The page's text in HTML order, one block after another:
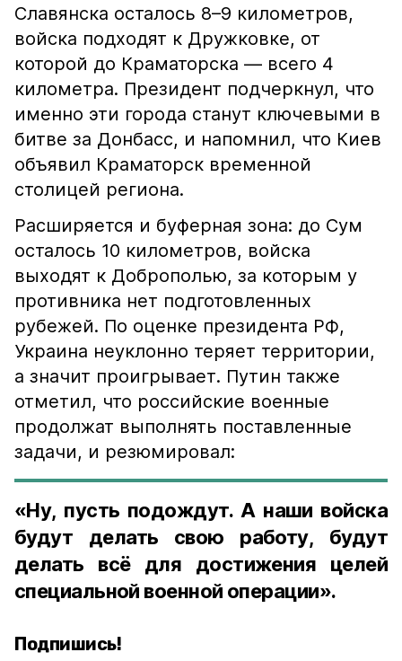
Славянска осталось 8–9 километров,
войска подходят к Дружковке, от
которой до Краматорска — всего 4
километра. Президент подчеркнул, что
именно эти города станут ключевыми в
битве за Донбасс, и напомнил, что Киев
объявил Краматорск временной
столицей региона.
Расширяется и буферная зона: до Сум
осталось 10 километров, войска
выходят к Доброполью, за которым у
противника нет подготовленных
рубежей. По оценке президента РФ,
Украина неуклонно теряет территории,
а значит проигрывает. Путин также
отметил, что российские военные
продолжат выполнять поставленные
задачи, и резюмировал:
«Ну, пусть подождут. А наши войска
будут делать свою работу, будут
делать всё для достижения целей
специальной военной операции».
Подпишись!